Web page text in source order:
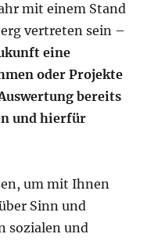
mit einem Stand
vertreten sein –
eine
oder Projekte
bereits
und hierfür
um mit Ihnen
Sinn und
sozialen und